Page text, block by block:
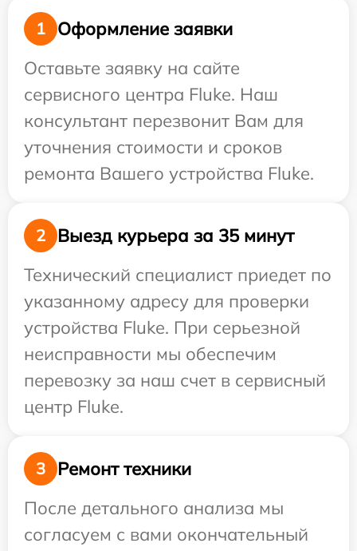
1
Оформление заявки
Оставьте заявку на сайте
сервисного центра Fluke. Наш
консультант перезвонит Вам для
уточнения стоимости и сроков
ремонта Вашего устройства Fluke.
2
Выезд курьера за 35 минут
Технический специалист приедет по
указанному адресу для проверки
устройства Fluke. При серьезной
неисправности мы обеспечим
перевозку за наш счет в сервисный
центр Fluke.
3
Ремонт техники
После детального анализа мы
согласуем с вами окончательный